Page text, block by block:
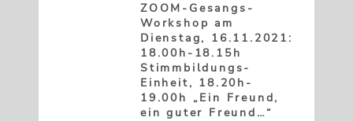
ZOOM-Gesangs-
Workshop am
Dienstag, 16.11.2021:
18.00h-18.15h
Stimmbildungs-
Einheit, 18.20h-
19.00h „Ein Freund,
ein guter Freund…“